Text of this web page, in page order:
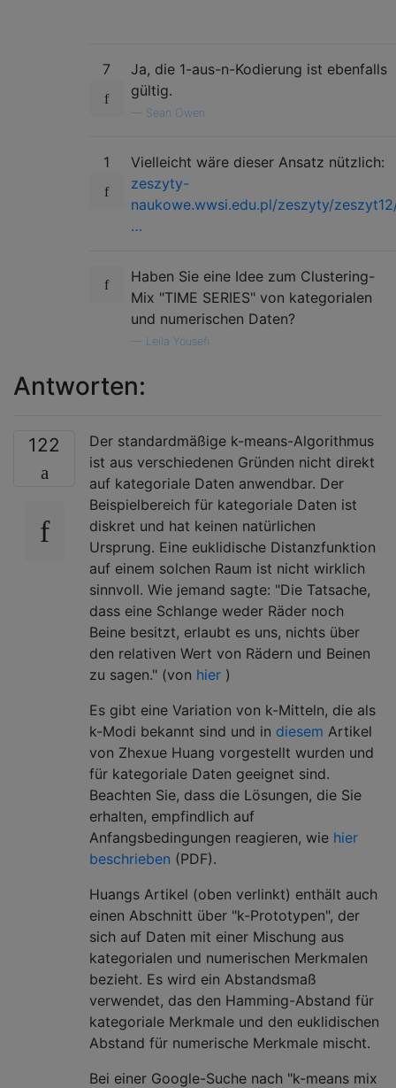
7
Ja, die 1-aus-n-Kodierung ist ebenfalls
gültig.
Sean Owen
1
Vielleicht wäre dieser Ansatz nützlich:
zeszyty-
naukowe.wwsi.edu.pl/zeszyty/
…
Haben Sie eine Idee zum Clustering-
Mix "TIME SERIES" von kategorialen
und numerischen Daten?
Leila Yousefi
Antworten:
122
Der standardmäßige k-means-Algorithmus
ist aus verschiedenen Gründen nicht direkt
auf kategoriale Daten anwendbar. Der
Beispielbereich für kategoriale Daten ist
diskret und hat keinen natürlichen
Ursprung. Eine euklidische Distanzfunktion
auf einem solchen Raum ist nicht wirklich
sinnvoll. Wie jemand sagte: "Die Tatsache,
dass eine Schlange weder Räder noch
Beine besitzt, erlaubt es uns, nichts über
den relativen Wert von Rädern und Beinen
zu sagen." (von hier )
Es gibt eine Variation von k-Mitteln, die als
k-Modi bekannt sind und in diesem Artikel
von Zhexue Huang vorgestellt wurden und
für kategoriale Daten geeignet sind.
Beachten Sie, dass die Lösungen, die Sie
erhalten, empfindlich auf
Anfangsbedingungen reagieren, wie hier
beschrieben (PDF).
Huangs Artikel (oben verlinkt) enthält auch
einen Abschnitt über "k-Prototypen", der
sich auf Daten mit einer Mischung aus
kategorialen und numerischen Merkmalen
bezieht. Es wird ein Abstandsmaß
verwendet, das den Hamming-Abstand für
kategoriale Merkmale und den euklidischen
Abstand für numerische Merkmale mischt.
Bei einer Google-Suche nach "k-means mix